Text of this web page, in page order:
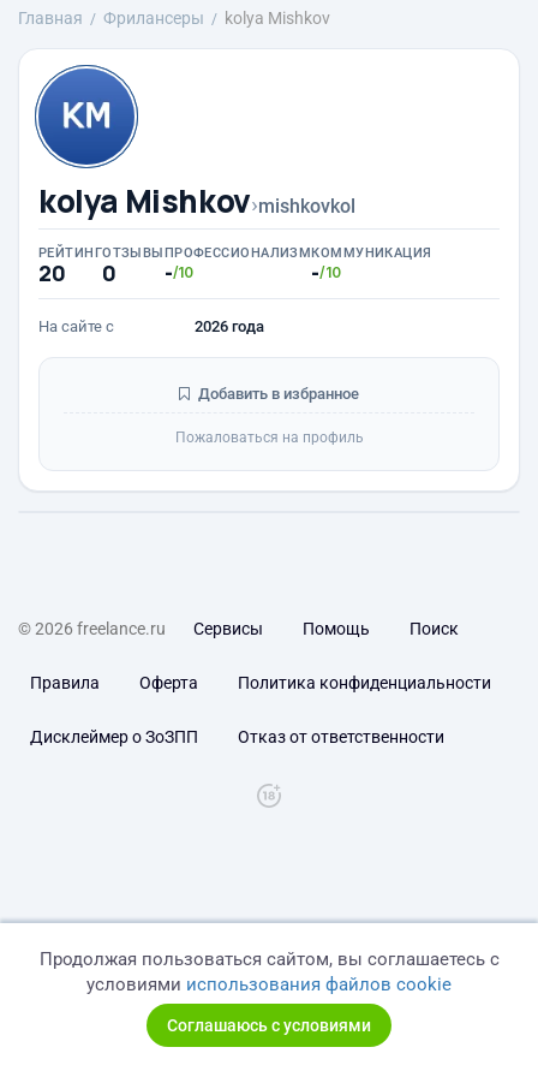
Главная Фрилансеры kolya Mishkov
kolya Mishkov›mishkovkol
РЕЙТИНГ
20
ОТЗЫВЫ
0
ПРОФЕССИОНАЛИЗМ
-/10
КОММУНИКАЦИЯ
-/10
На сайте с 2026 года
Добавить в избранное
Пожаловаться на профиль
© 2026 freelance.ru Сервисы Помощь Поиск
Правила Оферта Политика конфиденциальности
Дисклеймер о ЗоЗПП Отказ от ответственности
Продолжая пользоваться сайтом, вы соглашаетесь с
условиями использования файлов cookie
Соглашаюсь с условиями